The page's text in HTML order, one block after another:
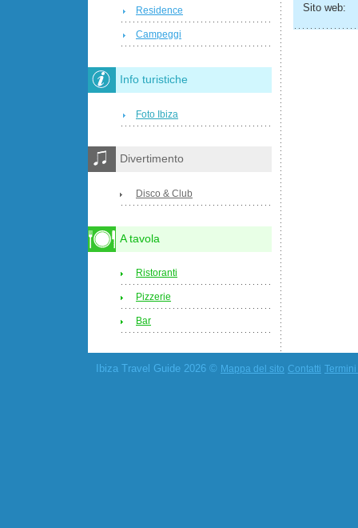
Sito web:
Residence
Campeggi
Info turistiche
Foto Ibiza
Divertimento
Disco & Club
A tavola
Ristoranti
Pizzerie
Bar
Ibiza Travel Guide 2026 © Mappa del sito Contatti